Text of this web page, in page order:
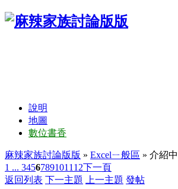
說明
地圖
數位書香
麻辣家族討論版版 » Excelㄧ般區 » 介紹
1 ... 34567891011 12下一頁
返回列表 下一主題 上一主題 發帖